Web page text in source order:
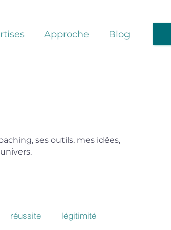
Approche Blog
ses outils, mes idées,
réussite légitimité